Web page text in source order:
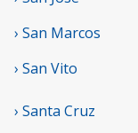
› San Marcos
› San Vito
› Santa Cruz